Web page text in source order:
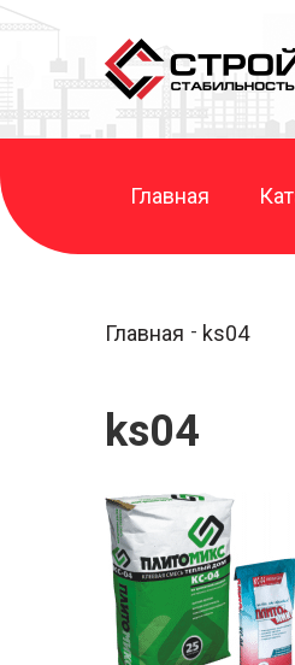
Главная
Главная ks04
ks04